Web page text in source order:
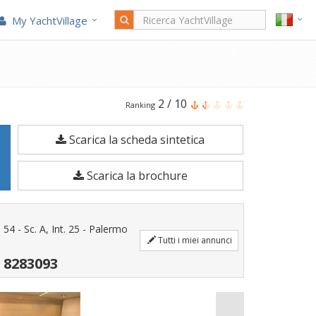
My YachtVillage
Il
Mig
Marine
43
è
una
di
Ranking 2 / 10
Scarica la scheda sintetica
Scarica la brochure
- Sc. A, Int. 25 - Palermo
Tutti i miei annunci